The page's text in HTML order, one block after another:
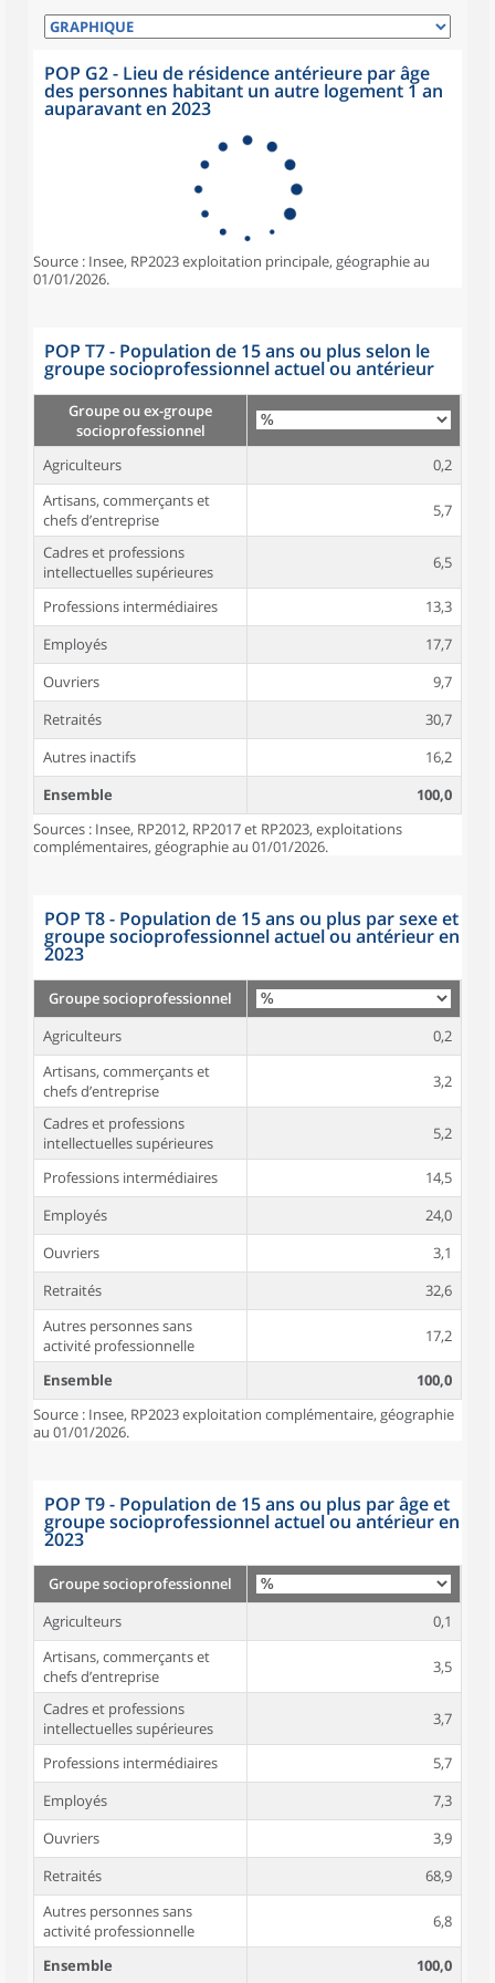
POP G2 - Lieu de résidence antérieure par âge
des personnes habitant un autre logement 1 an
auparavant en 2023
Source : Insee, RP2023 exploitation principale, géographie au
01/01/2026.
POP T7 - Population de 15 ans ou plus selon le
groupe socioprofessionnel actuel ou antérieur
Groupe ou ex-groupe
socioprofessionnel
Agriculteurs
0,2
Artisans, commerçants et
chefs d’entreprise
5,7
Cadres et professions
intellectuelles supérieures
6,5
Professions intermédiaires
13,3
Employés
17,7
Ouvriers
9,7
Retraités
30,7
Autres inactifs
16,2
Ensemble
100,0
Sources : Insee, RP2012, RP2017 et RP2023, exploitations
complémentaires, géographie au 01/01/2026.
POP T8 - Population de 15 ans ou plus par sexe et
groupe socioprofessionnel actuel ou antérieur en
2023
Groupe socioprofessionnel
Agriculteurs
0,2
Artisans, commerçants et
chefs d’entreprise
3,2
Cadres et professions
intellectuelles supérieures
5,2
Professions intermédiaires
14,5
Employés
24,0
Ouvriers
3,1
Retraités
32,6
Autres personnes sans
activité professionnelle
17,2
Ensemble
100,0
Source : Insee, RP2023 exploitation complémentaire, géographie
au 01/01/2026.
POP T9 - Population de 15 ans ou plus par âge et
groupe socioprofessionnel actuel ou antérieur en
2023
Groupe socioprofessionnel
Agriculteurs
0,1
Artisans, commerçants et
chefs d’entreprise
3,5
Cadres et professions
intellectuelles supérieures
3,7
Professions intermédiaires
5,7
Employés
7,3
Ouvriers
3,9
Retraités
68,9
Autres personnes sans
activité professionnelle
6,8
Ensemble
100,0